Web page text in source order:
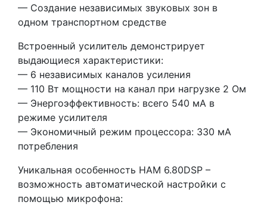
— Создание независимых звуковых зон в
одном транспортном средстве
Встроенный усилитель демонстрирует
выдающиеся характеристики:
— 6 независимых каналов усиления
— 110 Вт мощности на канал при нагрузке 2 Ом
— Энергоэффективность: всего 540 мА в
режиме усилителя
— Экономичный режим процессора: 330 мА
потребления
Уникальная особенность HAM 6.80DSP –
возможность автоматической настройки с
помощью микрофона: